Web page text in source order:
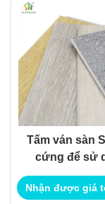
Tấm ván sàn
cứng để sử
trang trí nội
Nhận được giá